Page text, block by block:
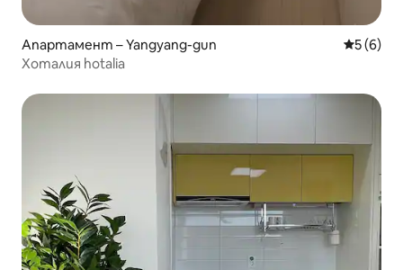
Апартамент – Yangyang-gun Средна
5 (6)
Хоталия hotalia